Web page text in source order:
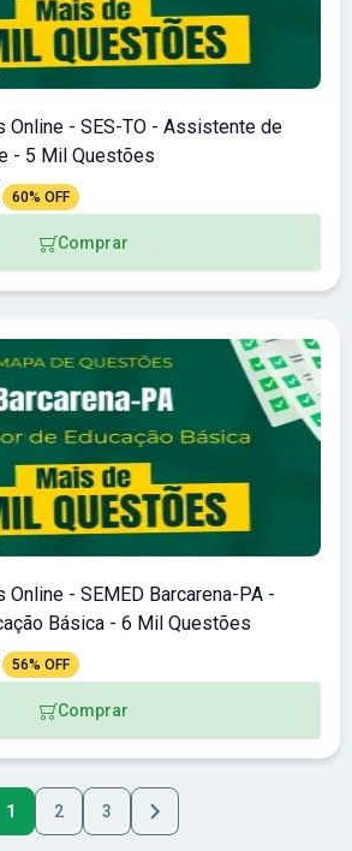
Online - SES-TO - Assistente de
- 5 Mil Questões
60% OFF
Comprar
- SEMED Barcarena-PA -
Básica - 6 Mil Questões
56% OFF
Comprar
1 2 3